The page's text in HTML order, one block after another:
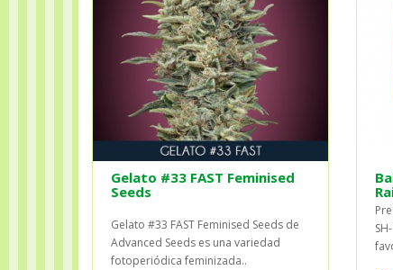
Gelato #33 FAST Feminised
Seeds
Gelato #33 FAST Feminised Seeds de
Advanced Seeds es una variedad
fotoperiódica feminizada..